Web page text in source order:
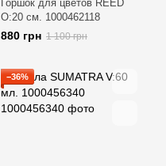
Горшок для цветов REED
O:20 см. 1000462118
880 грн 1 100 грн
−36%